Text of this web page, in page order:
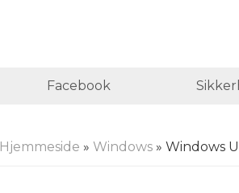
Facebook
Hjemmeside » Windows» Windows